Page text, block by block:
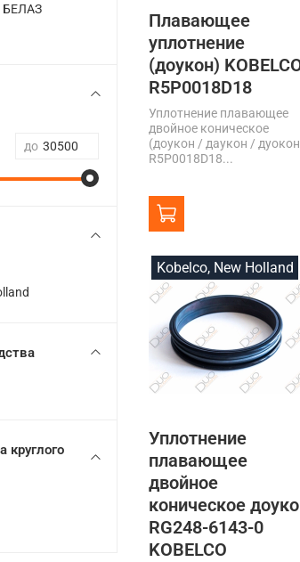
Плавающее
уплотнение
(доукон)
R5P0018D18
Уплотнение плавающее
двойное коническое
(доукон / даукон /
R5P0018D18...
Kobelco, New Holland
Уплотнение
плавающее
двойное
коническое
RG248-6143-0
KOBELCO
БЕЛАЗ
до
круглого